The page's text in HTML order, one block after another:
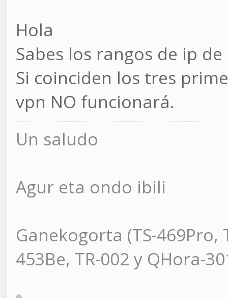
Hola
Sabes los rangos de ip
Si coinciden los tres
vpn NO funcionará.
Un saludo
Agur eta ondo ibili
Ganekogorta (TS-469Pro,
453Be, TR-002 y QHora-